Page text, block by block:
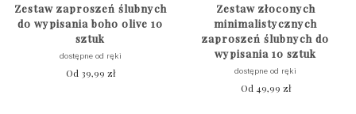
Zestaw zaproszeń ślubnych
do wypisania boho olive 10
sztuk
dostępne od ręki
Od 39,99 zł
Zestaw złoconych
minimalistycznych
zaproszeń ślubnych do
wypisania 10 sztuk
dostępne od ręki
Od 49,99 zł